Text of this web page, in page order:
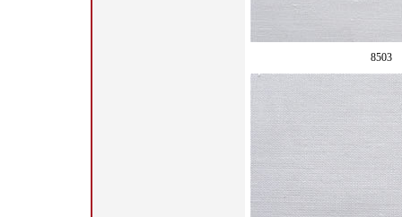
8503